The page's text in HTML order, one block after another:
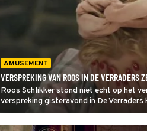
AMUSEMENT
VERSPREKING VAN ROOS IN DE VERRADERS
Roos Schlikker stond niet echt op het
verspreking gisteravond in De Verraders